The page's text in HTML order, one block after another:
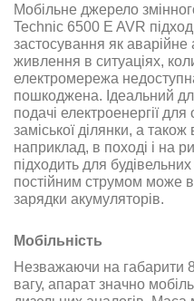
Мобільне джерело
Technic 6500 E AVR
застосування як
живлення в ситуаціях,
електромережа
пошкоджена. Ідеальний
подачі електроенергії
заміської ділянки, а
наприклад, в поході і на
підходить для
постійним струмом може
зарядки акумуляторів.
Мобільність
Незважаючи на габарити
вагу, апарат значно